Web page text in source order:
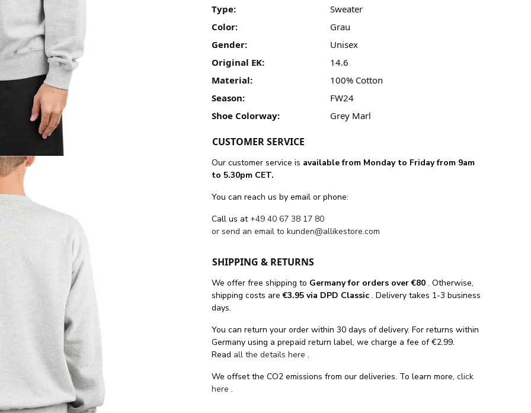
Type:
Sweater
Color:
Grau
Gender:
Unisex
Original EK:
14.6
Material:
100% Cotton
Season:
FW24
Shoe Colorway:
Grey Marl
CUSTOMER SERVICE
Our customer service is available from Monday to Friday from 9am
to 5.30pm CET.
You can reach us by email or phone:
Call us at+49 40 67 38 17 80
or send an email tokunden@allikestore.com
SHIPPING & RETURNS
We offer free shippingto Germany for orders over €80 . Otherwise,
shipping costs are€3.95 via DPD Classic . Delivery takes 1-3 business
days.
You can return your order within 30 days of delivery. For returns within
Germany using a prepaid return label, we charge a fee of €2.99.
Read all the details here .
We offset the CO2 emissions from our deliveries. To learn more,click
here .